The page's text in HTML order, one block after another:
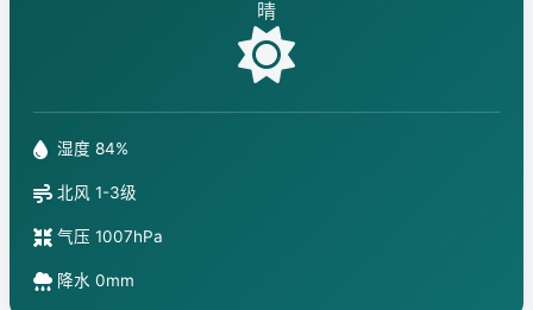
晴
湿度 84%
北风 1-3级
气压 1007hPa
降水 0mm